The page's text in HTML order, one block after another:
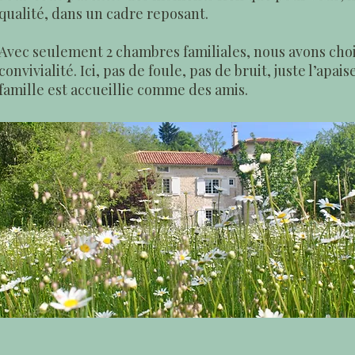
dans un cadre reposant.
seulement 2 chambres familiales, nous avons
Ici, pas de foule, pas de bruit, juste
est accueillie comme des amis.